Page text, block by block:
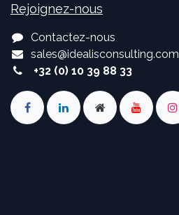
Rejoignez-nous
Contactez-nous
sales@idealisconsulting.com
+32 (0) 10 39 88 33